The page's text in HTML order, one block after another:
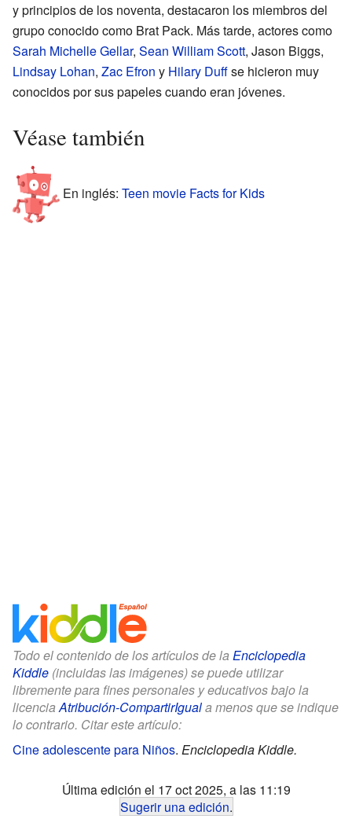
y principios de los noventa, destacaron los miembros del
grupo conocido como Brat Pack. Más tarde, actores como
Sarah Michelle Gellar, Sean William Scott, Jason Biggs,
Lindsay Lohan, Zac Efron y Hilary Duffse hicieron muy
conocidos por sus papeles cuando eran jóvenes.
Véase también
En inglés: Teen movie Facts for Kids
Todo el contenido de los artículos de la Enciclopedia
Kiddle (incluidas las imágenes) se puede utilizar
libremente para fines personales y educativos bajo la
licenciaAtribución-CompartirIguala menos que se indique
lo contrario. Citar este artículo:
Cine adolescente para Niños. Enciclopedia Kiddle.
Última edición el 17 oct 2025, a las 11:19
Sugerir una edición.